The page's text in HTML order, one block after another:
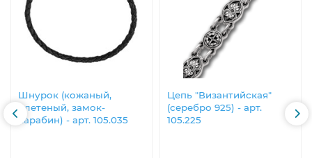
Шнурок (кожаный,
плетеный, замок-
карабин) - арт. 105.035
Цепь "Византийская"
(серебро 925) - арт.
105.225